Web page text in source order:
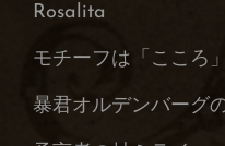
Rosalita
モチーフは「こころ」
暴君オルデンバーグ